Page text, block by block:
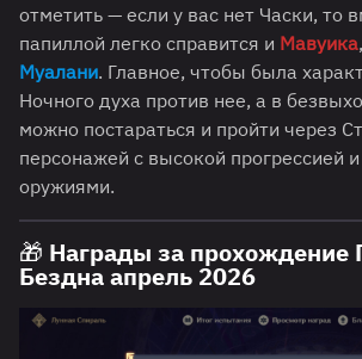
отметить — если у вас нет Часки, то
папиллой легко справится и Мавуика
Муалани. Главное, чтобы была
Ночного духа против нее, а в
можно постараться и пройти через
персонажей с высокой прогрессией
оружиями.
🎁 Награды за прохождение
Бездна апрель 2026